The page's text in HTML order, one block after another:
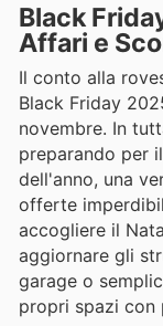
Black
Affari e
Il conto alla
Black Friday
novembre. In
preparando per
dell'anno, una
offerte
accogliere il
aggiornare gli
garage o
propri spazi